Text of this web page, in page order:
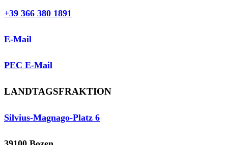
+39 366 380 1891
E-Mail
PEC E-Mail
LANDTAGSFRAKTION
Silvius-Magnago-Platz 6